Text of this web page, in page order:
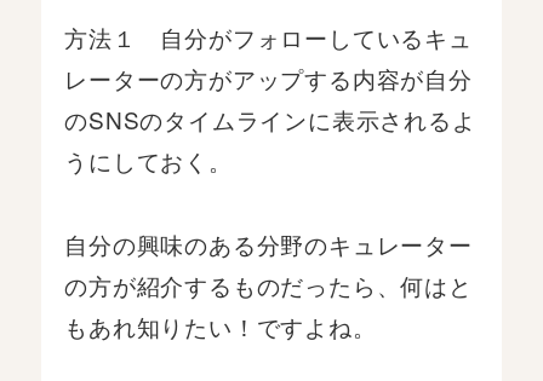
方法１ 自分がフォローしているキュ
レーターの方がアップする内容が自分
のSNSのタイムラインに表示されるよ
うにしておく。
自分の興味のある分野のキュレーター
の方が紹介するものだったら、何はと
もあれ知りたい！ですよね。